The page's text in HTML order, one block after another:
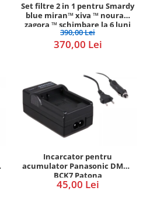
Set filtre 2 in 1 pentru Smardy
blue miran™ xiva ™ noura™
zagora ™ schimbare la 6 luni
390,00 Lei
370,00 Lei
Incarcator pentru
acumulator Panasonic DMW-
BCK7 Patona
45,00 Lei